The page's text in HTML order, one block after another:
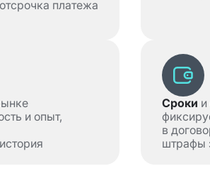
платежа
и опыт,
Сроки и
в
штрафы